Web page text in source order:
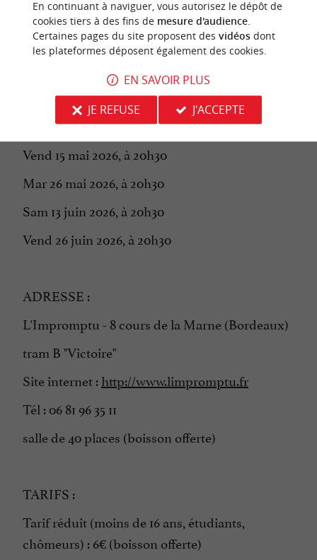
Sam 28 fév 2026, à 20h30
Vend 13 mars 2026, à 20h30
Sam 11 avril 2026, à 20h30
Sam 2 mai 2026, à 20h30
Vend 15 mai 2026, à 20h30
Mar 26 mai 2026, à 20h30
Sam 13 juin 2026, à 20h30
Vend 26 juin 2026, à 20h30
ADRESSE :
L'Impromptu - 8 cours de la Marne (Bordeaux)
tram B "Victoire"
Site internet :http://www.limpromptu.fr
Tél : 06 81 96 35 11
salle de 40 places (boisson offerte)
TARIFS :
Tarif réduit (moins de 16 ans, étudiants,
chômeurs) : 6€ (boisson offerte)
En continuant à naviguer, vous autorisez le dépôt de
cookies tiers à des fins de mesure d'audience.
Certaines pages du site proposent des vidéosdont
les plateformes déposent également des cookies.
EN SAVOIR PLUS
JE REFUSE
J'ACCEPTE